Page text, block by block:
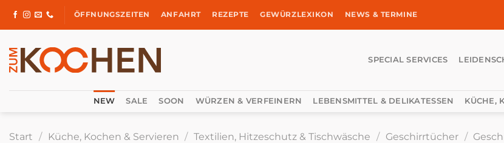
Inhalt
ÖFFNUNGSZEITEN ANFAHRT REZEPTE GEWÜRZLEXIKON NEWS & TERMINE
SPECIAL SERVICES
NEW SALE SOON WÜRZEN & VERFEINERN LEBENSMITTEL & DELIKATESSEN KÜCHE,
Start / Küche, Kochen & Servieren / Textilien, Hitzeschutz & Tischwäsche / Geschirrtücher /